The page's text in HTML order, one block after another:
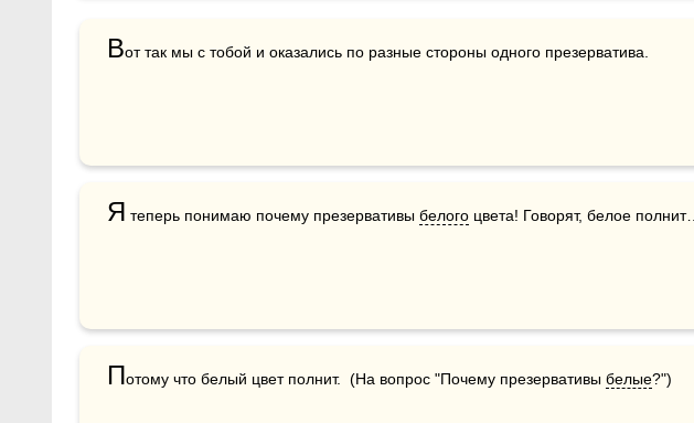
Вот так мы с тобой и оказались по разные стороны одного презерватива.
Я теперь понимаю почему презервативы белого цвета! Говорят, белое полнит…
Потому что белый цвет полнит.  (На вопрос "Почему презервативы белые?")